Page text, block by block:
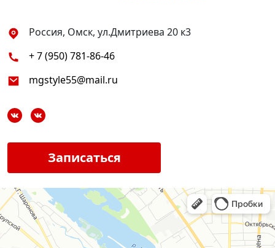
Россия, Омск, ул.Дмитриева 20 к3
+ 7 (950) 781-86-46
mgstyle55@mail.ru
Записаться